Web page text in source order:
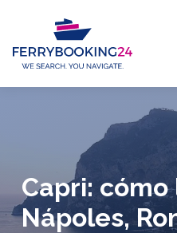
Capri:
Nápoles,